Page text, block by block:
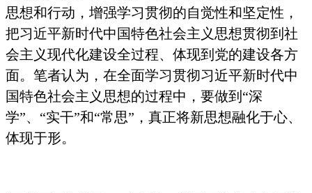
思想和行动，增强学习贯彻的自觉性和坚定性，
把习近平新时代中国特色社会主义思想贯彻到社
会主义现代化建设全过程、体现到党的建设各方
面。笔者认为，在全面学习贯彻习近平新时代中
国特色社会主义思想的过程中，要做到 “深
学”、 “实干”和“常思” ，真正将新思想融化于心、
体现于形。